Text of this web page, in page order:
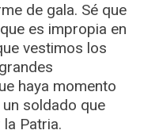
de gala. Sé que
es impropia en
vestimos los
haya momento
soldado que
Patria.